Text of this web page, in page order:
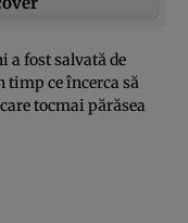
a fost salvată de
timp ce încerca să
tocmai părăsea